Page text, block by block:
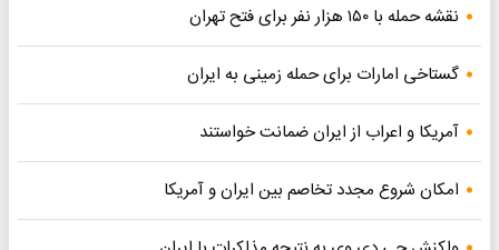
نقشه حمله با ۱۵۰ هزار نفر برای فتح تهران
گستاخی امارات برای حمله زمینی به ایران
آمریکا و اعراب از ایران ضمانت خواستند
امکان شروع مجدد تخاصم‌ بین ایران و آمریکا